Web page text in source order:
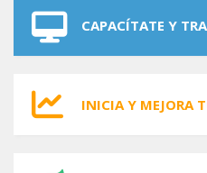
CAPACÍTATE Y
INICIA Y MEJORA